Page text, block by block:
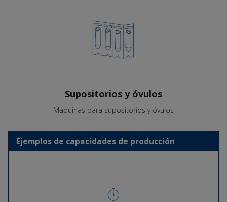
Supositorios y óvulos
Máquinas para supositorios y óvulos
Ejemplos de capacidades de producción